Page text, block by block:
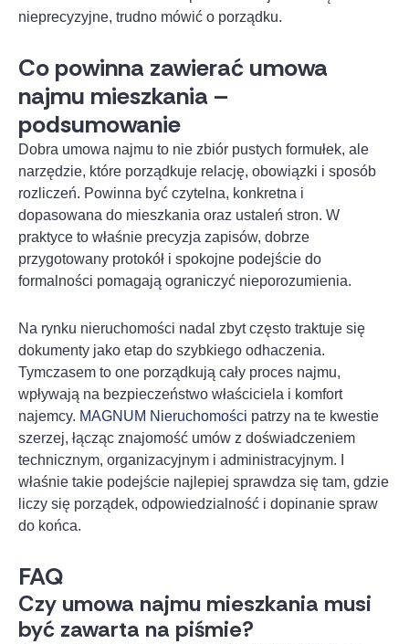
nieprecyzyjne, trudno mówić o porządku.
Co powinna zawierać umowa
najmu mieszkania –
podsumowanie
Dobra umowa najmu to nie zbiór pustych formułek, ale
narzędzie, które porządkuje relację, obowiązki i sposób
rozliczeń. Powinna być czytelna, konkretna i
dopasowana do mieszkania oraz ustaleń stron. W
praktyce to właśnie precyzja zapisów, dobrze
przygotowany protokół i spokojne podejście do
formalności pomagają ograniczyć nieporozumienia.
Na rynku nieruchomości nadal zbyt często traktuje się
dokumenty jako etap do szybkiego odhaczenia.
Tymczasem to one porządkują cały proces najmu,
wpływają na bezpieczeństwo właściciela i komfort
najemcy. MAGNUM Nieruchomości patrzy na te kwestie
szerzej, łącząc znajomość umów z doświadczeniem
technicznym, organizacyjnym i administracyjnym. I
właśnie takie podejście najlepiej sprawdza się tam, gdzie
liczy się porządek, odpowiedzialność i dopinanie spraw
do końca.
FAQ
Czy umowa najmu mieszkania musi
być zawarta na piśmie?